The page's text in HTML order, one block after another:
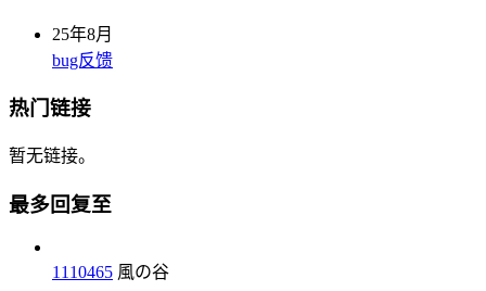
25年8月
bug反馈
热门链接
暂无链接。
最多回复至
1110465 風の谷